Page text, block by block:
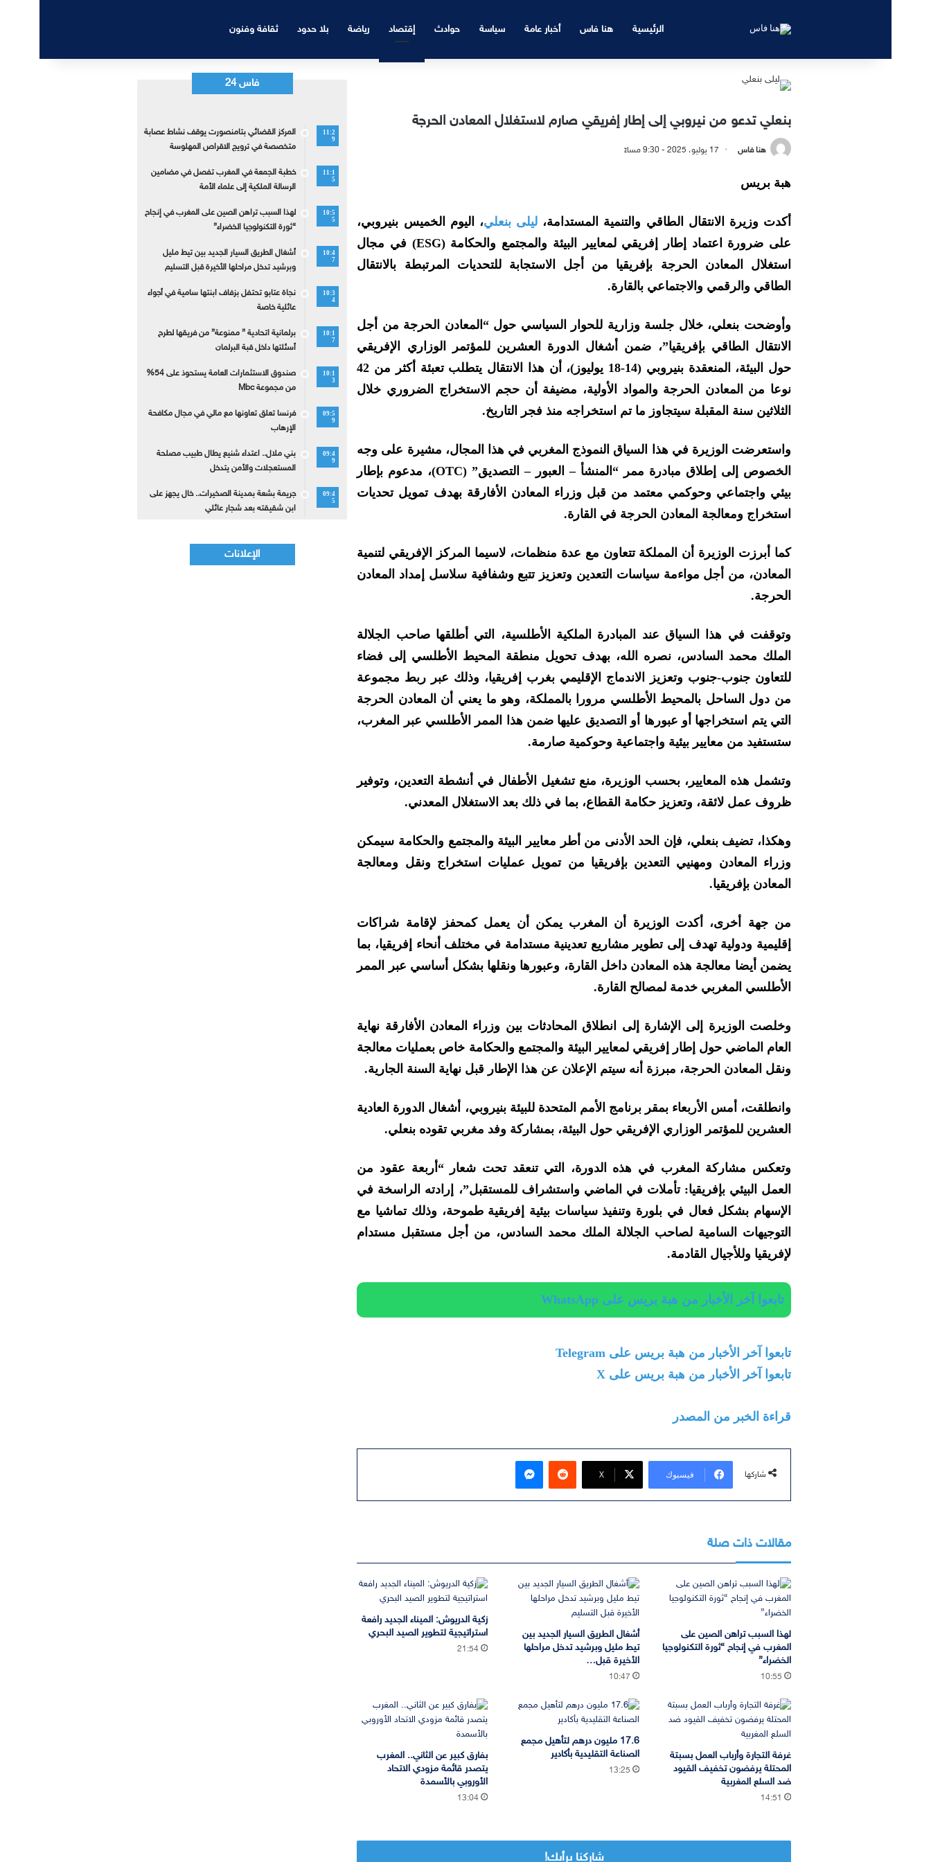
الرئيسية هنا فاس أخبار عامة سياسة حوادث إقتصاد رياضة بلا حدود ثقافة وفنون
بنعلي تدعو من نيروبي إلى إطار إفريقي صارم لاستغلال المعادن الحرجة
هنا فاس 17 يوليو، 2025 - 9:30 مساءً
هبة بريس
أكدت وزيرة الانتقال الطاقي والتنمية المستدامة، ليلى بنعلي، اليوم الخميس بنيروبي،
على ضرورة اعتماد إطار إفريقي لمعايير البيئة والمجتمع والحكامة (ESG) في مجال
استغلال المعادن الحرجة بإفريقيا من أجل الاستجابة للتحديات المرتبطة بالانتقال
الطاقي والرقمي والاجتماعي بالقارة.
وأوضحت بنعلي، خلال جلسة وزارية للحوار السياسي حول “المعادن الحرجة من أجل
الانتقال الطاقي بإفريقيا”، ضمن أشغال الدورة العشرين للمؤتمر الوزاري الإفريقي
حول البيئة، المنعقدة بنيروبي (14-18 يوليوز)، أن هذا الانتقال يتطلب تعبئة أكثر من 42
نوعا من المعادن الحرجة والمواد الأولية، مضيفة أن حجم الاستخراج الضروري خلال
الثلاثين سنة المقبلة سيتجاوز ما تم استخراجه منذ فجر التاريخ.
واستعرضت الوزيرة في هذا السياق النموذج المغربي في هذا المجال، مشيرة على وجه
الخصوص إلى إطلاق مبادرة ممر “المنشأ – العبور – التصديق” (OTC)، مدعوم بإطار
بيئي واجتماعي وحوكمي معتمد من قبل وزراء المعادن الأفارقة بهدف تمويل تحديات
استخراج ومعالجة المعادن الحرجة في القارة.
كما أبرزت الوزيرة أن المملكة تتعاون مع عدة منظمات، لاسيما المركز الإفريقي لتنمية
المعادن، من أجل مواءمة سياسات التعدين وتعزيز تتبع وشفافية سلاسل إمداد المعادن
الحرجة.
وتوقفت في هذا السياق عند المبادرة الملكية الأطلسية، التي أطلقها صاحب الجلالة
الملك محمد السادس، نصره الله، بهدف تحويل منطقة المحيط الأطلسي إلى فضاء
للتعاون جنوب-جنوب وتعزيز الاندماج الإقليمي بغرب إفريقيا، وذلك عبر ربط مجموعة
من دول الساحل بالمحيط الأطلسي مرورا بالمملكة، وهو ما يعني أن المعادن الحرجة
التي يتم استخراجها أو عبورها أو التصديق عليها ضمن هذا الممر الأطلسي عبر المغرب،
ستستفيد من معايير بيئية واجتماعية وحوكمية صارمة.
وتشمل هذه المعايير، بحسب الوزيرة، منع تشغيل الأطفال في أنشطة التعدين، وتوفير
ظروف عمل لائقة، وتعزيز حكامة القطاع، بما في ذلك بعد الاستغلال المعدني.
وهكذا، تضيف بنعلي، فإن الحد الأدنى من أطر معايير البيئة والمجتمع والحكامة سيمكن
وزراء المعادن ومهنيي التعدين بإفريقيا من تمويل عمليات استخراج ونقل ومعالجة
المعادن بإفريقيا.
من جهة أخرى، أكدت الوزيرة أن المغرب يمكن أن يعمل كمحفز لإقامة شراكات
إقليمية ودولية تهدف إلى تطوير مشاريع تعدينية مستدامة في مختلف أنحاء إفريقيا، بما
يضمن أيضا معالجة هذه المعادن داخل القارة، وعبورها ونقلها بشكل أساسي عبر الممر
الأطلسي المغربي خدمة لمصالح القارة.
وخلصت الوزيرة إلى الإشارة إلى انطلاق المحادثات بين وزراء المعادن الأفارقة نهاية
العام الماضي حول إطار إفريقي لمعايير البيئة والمجتمع والحكامة خاص بعمليات معالجة
ونقل المعادن الحرجة، مبرزة أنه سيتم الإعلان عن هذا الإطار قبل نهاية السنة الجارية.
وانطلقت، أمس الأربعاء بمقر برنامج الأمم المتحدة للبيئة بنيروبي، أشغال الدورة العادية
العشرين للمؤتمر الوزاري الإفريقي حول البيئة، بمشاركة وفد مغربي تقوده بنعلي.
وتعكس مشاركة المغرب في هذه الدورة، التي تنعقد تحت شعار “أربعة عقود من
العمل البيئي بإفريقيا: تأملات في الماضي واستشراف للمستقبل”، إرادته الراسخة في
الإسهام بشكل فعال في بلورة وتنفيذ سياسات بيئية إفريقية طموحة، وذلك تماشيا مع
التوجيهات السامية لصاحب الجلالة الملك محمد السادس، من أجل مستقبل مستدام
لإفريقيا وللأجيال القادمة.
تابعوا آخر الأخبار من هبة بريس على WhatsApp
تابعوا آخر الأخبار من هبة بريس على Telegram
تابعوا آخر الأخبار من هبة بريس على X
قراءة الخبر من المصدر
شاركها فيسبوك ‫X
ماسنجر
مقالات ذات صلة
لهذا السبب تراهن الصين على
المغرب في إنجاح “ثورة التكنولوجيا
الخضراء”
10:55
أشغال الطريق السيار الجديد بين
تيط مليل وبرشيد تدخل مراحلها
الأخيرة قبل…
10:47
زكية الدريوش: الميناء الجديد رافعة
استراتيجية لتطوير الصيد البحري
21:54
غرفة التجارة وأرباب العمل بسبتة
المحتلة يرفضون تخفيف القيود
ضد السلع المغربية
14:51
17.6 مليون درهم لتأهيل مجمع
الصناعة التقليدية بأكادير
13:25
بفارق كبير عن الثاني.. المغرب
يتصدر قائمة مزودي الاتحاد
الأوروبي بالأسمدة
13:04
شاركنا برأيك!
فاس 24
11:2
9
المركز القضائي بتامنصورت يوقف نشاط عصابة
متخصصة في ترويج الاقراص المهلوسة
11:1
5
خطبة الجمعة في المغرب تفصل في مضامين
الرسالة الملكية إلى علماء الأمة
10:5
5
لهذا السبب تراهن الصين على المغرب في إنجاح
“ثورة التكنولوجيا الخضراء”
10:4
7
أشغال الطريق السيار الجديد بين تيط مليل
وبرشيد تدخل مراحلها الأخيرة قبل التسليم
10:3
4
نجاة عتابو تحتفل بزفاف ابنتها سامية في أجواء
عائلية خاصة
10:1
7
برلمانية اتحادية ” ممنوعة” من فريقها لطرح
أسئلتها داخل قبة البرلمان
10:1
3
صندوق الاستثمارات العامة يستحوذ على 54%
من مجموعة Mbc
09:5
9
فرنسا تعلق تعاونها مع مالي في مجال مكافحة
الإرهاب
09:4
9
بني ملال.. اعتداء شنيع يطال طبيب مصلحة
المستعجلات والأمن يتدخل
09:4
5
جريمة بشعة بمدينة الصخيرات.. خال يجهز على
ابن شقيقته بعد شجار عائلي
الإعلانات